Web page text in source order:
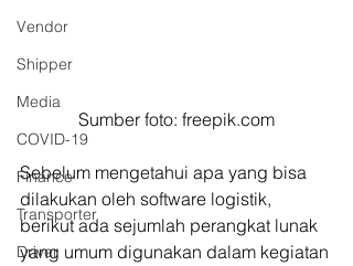
Vendor
Shipper
Media
COVID-19
Finance
Transporter
Driver
Sumber foto: freepik.com
Sebelum mengetahui apa yang bisa
dilakukan oleh software logistik,
berikut ada sejumlah perangkat lunak
yang umum digunakan dalam kegiatan